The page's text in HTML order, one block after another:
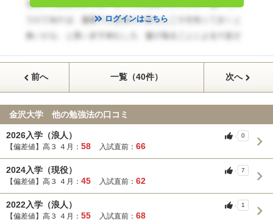
ログインはこちら
前へ 一覧（40件） 次へ
金沢大学 他の勉強法の口コミ
2026入学（浪人）
【偏差値】高３ ４月： 58 入試直前： 66
0
2024入学（現役）
【偏差値】高３ ４月： 45 入試直前： 62
7
2022入学（浪人）
【偏差値】高３ ４月： 55 入試直前： 68
1